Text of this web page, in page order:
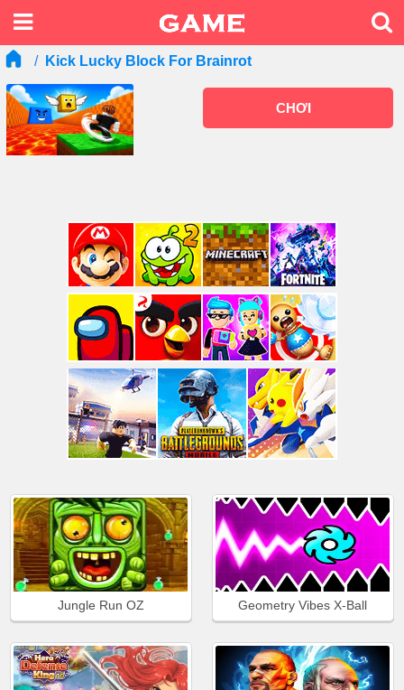
Kick Lucky Block For Brainrot
CHƠI
Jungle Run OZ Geometry Vibes X-Ball